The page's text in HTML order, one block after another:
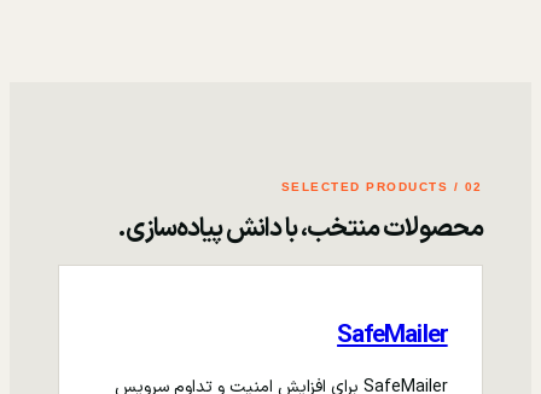
02 / SELECTED PRODUCTS
محصولات منتخب، با دانش پیاده‌سازی.
SafeMailer
SafeMailer برای افزایش امنیت و تداوم سرویس